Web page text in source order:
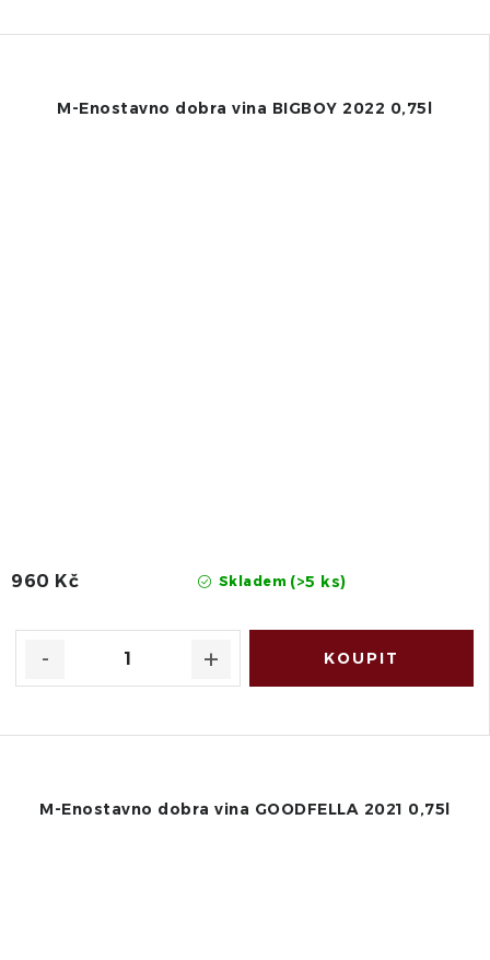
M-Enostavno dobra vina BIGBOY 2022 0,75l
Skladem (>5 ks)
960 Kč
M-Enostavno dobra vina GOODFELLA 2021 0,75l